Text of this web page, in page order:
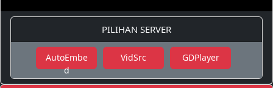
PILIHAN SERVER
AutoEmbe
d
VidSrc GDPlayer